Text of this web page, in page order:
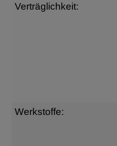
Verträglichkeit:
Werkstoffe: